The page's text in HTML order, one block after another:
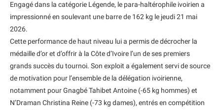
Engagé dans la catégorie Légende, le para-haltérophile ivoirien a
impressionné en soulevant une barre de 162 kg le jeudi 21 mai
2026.
Cette performance de haut niveau lui a permis de décrocher la
médaille d’or et d’offrir à la Côte d’Ivoire l’un de ses premiers
grands succès du tournoi. Son exploit a également servi de source
de motivation pour l’ensemble de la délégation ivoirienne,
notamment pour Gnagbé Tahibet Antoine (-65 kg hommes) et
N’Draman Christina Reine (-73 kg dames), entrés en compétition